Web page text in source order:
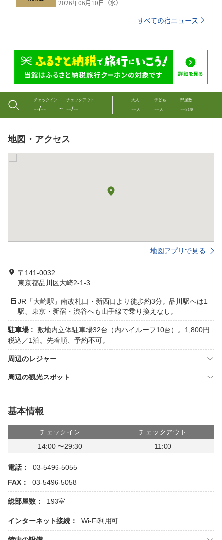
2026年06月10日（水）
すべての宿ニュース
チェックイン
--/-- 〜
チェックアウト
--/--
大人
--人
子ども
--人
部屋数
--部屋
地図・アクセス
地図アプリで見る
〒141-0032
東京都品川区大崎2-1-3
JR「大崎駅」南改札口・新西口より徒歩約3分。品川駅へは1
駅、東京・新宿・渋谷へも山手線で乗り換えなし。
駐車場 :
敷地内立体駐車場32台（内ハイルーフ10台）。1,800円
税込／1泊。先着順、予約不可。
周辺のレジャー
周辺の観光スポット
基本情報
チェックイン
チェックアウト
14:00 〜29:30
11:00
電話：
03-5496-5055
FAX：
03-5496-5058
総部屋数： 193室
インターネット接続： Wi-Fi利用可